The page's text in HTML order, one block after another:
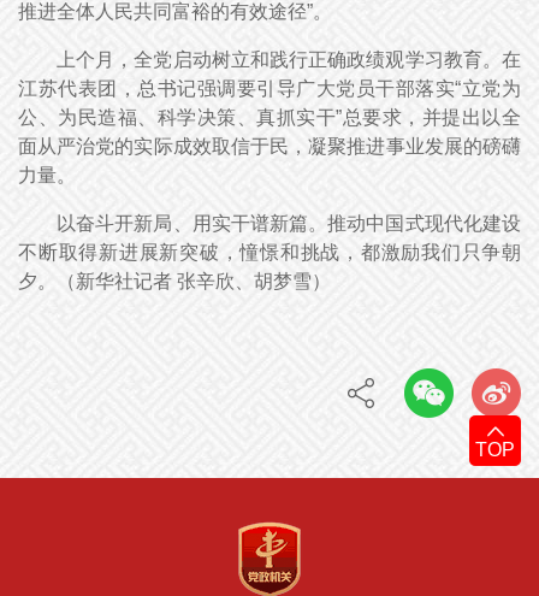
TOP
推进全体人民共同富裕的有效途径”。
上个月，全党启动树立和践行正确政绩观学习教育。在
江苏代表团，总书记强调要引导广大党员干部落实“立党为
公、为民造福、科学决策、真抓实干”总要求，并提出以全
面从严治党的实际成效取信于民，凝聚推进事业发展的磅礴
力量。
以奋斗开新局、用实干谱新篇。推动中国式现代化建设
不断取得新进展新突破，憧憬和挑战，都激励我们只争朝
夕。（新华社记者 张辛欣、胡梦雪）